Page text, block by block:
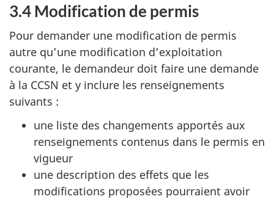
3.4 Modification de permis
Pour demander une modification de permis
autre qu’une modification d’exploitation
courante, le demandeur doit faire une demande
à la CCSN et y inclure les renseignements
suivants :
une liste des changements apportés aux
renseignements contenus dans le permis en
vigueur
une description des effets que les
modifications proposées pourraient avoir